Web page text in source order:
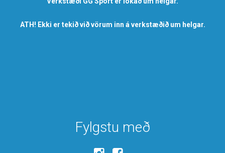
ATH! Ekki er tekið við vörum inn á verkstæðið um helgar.
Fylgstu með